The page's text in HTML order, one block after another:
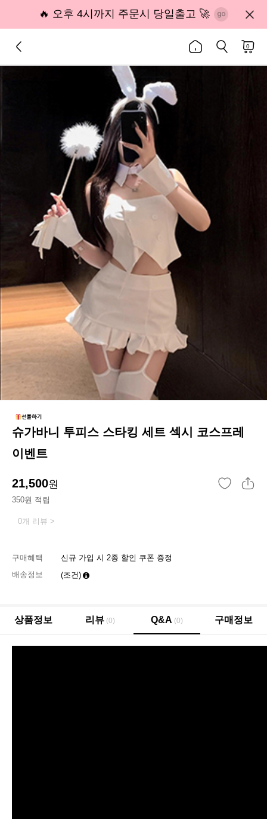
🔥 오후 4시까지 주문시 당일출고 🚀
0
슈가바니 투피스 스타킹 세트 섹시 코스프레
이벤트
21,500원
350원 적립
0개 리뷰 >
구매혜택
신규 가입 시 2종 할인 쿠폰 증정
배송정보
(조건)
상품정보 리뷰 (0) Q&A (0) 구매정보